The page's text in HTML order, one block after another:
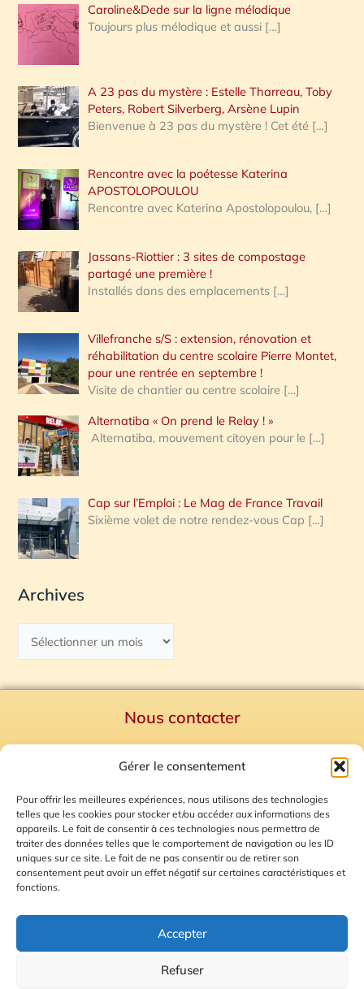
Gérer le consentement
Pour offrir les meilleures expériences, nous utilisons des technologies
telles que les cookies pour stocker et/ou accéder aux informations des
appareils. Le fait de consentir à ces technologies nous permettra de
traiter des données telles que le comportement de navigation ou les ID
uniques sur ce site. Le fait de ne pas consentir ou de retirer son
consentement peut avoir un effet négatif sur certaines caractéristiques et
fonctions.
Accepter
Refuser
Caroline&Dede sur la ligne mélodique
Toujours plus mélodique et aussi […]
A 23 pas du mystère : Estelle Tharreau, Toby
Peters, Robert Silverberg, Arsène Lupin
Bienvenue à 23 pas du mystère ! Cet été […]
Rencontre avec la poétesse Katerina
APOSTOLOPOULOU
Rencontre avec Katerina Apostolopoulou, […]
Jassans-Riottier : 3 sites de compostage
partagé une première !
Installés dans des emplacements […]
Villefranche s/S : extension, rénovation et
réhabilitation du centre scolaire Pierre Montet,
pour une rentrée en septembre !
Visite de chantier au centre scolaire […]
Alternatiba « On prend le Relay ! »
Alternatiba, mouvement citoyen pour le […]
Cap sur l’Emploi : Le Mag de France Travail
Sixième volet de notre rendez-vous Cap […]
Archives
Nous contacter
Mentions Légales
Plan du site
Gestion des Cookies